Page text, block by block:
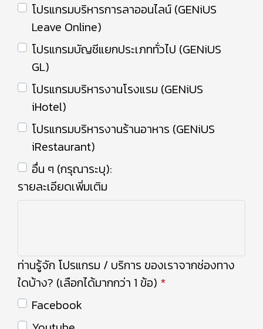
โปรแกรมบริหารการลาออนไลน์ (GENiUS
Leave Online)
โปรแกรมบัญชีแยกประเภททั่วไป (GENiUS
GL)
โปรแกรมบริหารงานโรงแรม (GENiUS
iHotel)
โปรแกรมบริหารงานร้านอาหาร (GENiUS
iRestaurant)
อื่น ๆ (กรุณาระบุ):
รายละเอียดเพิ่มเติม
ท่านรู้จัก โปรแกรม / บริการ ของเราจากช่องทาง
ใดบ้าง? (เลือกได้มากกว่า 1 ข้อ)
Facebook